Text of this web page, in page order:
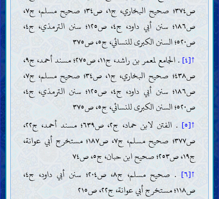
ص٣٧٤؛ صحيح البخاري، ج١، ص٣٤؛ صحيح مسلم، ج٧،
ص١٨٦؛ سنن أبي داود، ج٤، ص١٢٥؛ سنن الترمذي، ج٤،
ص٥٢٠؛ السنن الكبرى للنسائي، ج٥، ص٣٧٥
↑[٤]
. الجامع لمعمر بن راشد، ج١١، ص٢٧٥؛ مسند أحمد، ج٩،
ص٤٣٨؛ صحيح البخاري، ج١، ص٣٤؛ صحيح مسلم، ج٧،
ص١٨٦؛ سنن أبي داود، ج٤، ص١٢٥؛ سنن الترمذي، ج٤،
ص٥٢٠؛ السنن الكبرى للنسائي، ج٥، ص٣٧٥
↑[٥]
. الفتن لابن حماد، ج٢، ص٦٣٩؛ مسند أحمد، ج٢٢،
ص٣٧٧؛ صحيح مسلم، ج٧، ص١٨٧؛ مستخرج أبي عوانة،
ج١٩، ص٢٥٣؛ صحيح ابن حبان، ج٥، ص٧٤
↑[٦]
. صحيح مسلم، ج٨، ص٢٠٤؛ سنن أبي داود، ج٤،
ص١١٨؛ مستخرج أبي عوانة، ج٢٢، ص٢١٥